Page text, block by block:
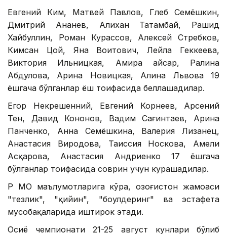
Евгений Ким, Матвей Павлов, Глеб Семёшкин,
Дмитрий Ананев, Алихан Татамбай, Рашид
Хайбуллин, Роман Курассов, Алексей Стребков,
Кимсан Цой, Яна Воитович, Лейла Геккеева,
Виктория Ильницкая, Амира Қайсар, Ралина
Абдулова, Арина Новицкая, Алина Львова 19
ёшгача бўлганлар ёш тоифасида беллашадилар.
Егор Некрешенний, Евгений Корнеев, Арсений
Тен, Давид Кононов, Вадим Сағинтаев, Арина
Панченко, Анна Семёшкина, Валерия Лизанец,
Анастасия Виродова, Таиссия Носкова, Амели
Асқарова, Анастасия Андриенко 17 ёшгача
бўлганлар тоифасида соврин учун курашадилар.
ҚР МОҚ маълумотларига кўра, Қозоғистон жамоаси
"тезлик", "қийин", "боулдеринг" ва эстафета
мусобақаларида иштирок этади.
Осиё чемпионати 21-25 август кунлари бўлиб